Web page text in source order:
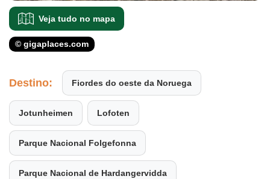
Veja tudo no mapa
© gigaplaces.com
Destino: Fiordes do oeste da Noruega
Jotunheimen Lofoten
Parque Nacional Folgefonna
Parque Nacional de Hardangervidda